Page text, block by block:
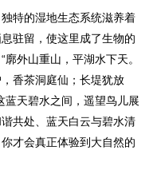
特的湿地生态系统滋养着
驻留，使这里成了生物的
外山重山，平湖水下天。
香茶洞庭仙；长堤犹放
蓝天碧水之间，遥望鸟儿展
共处、蓝天白云与碧水清
才会真正体验到大自然的